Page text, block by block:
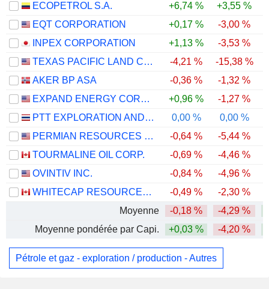
ECOPETROL S.A.
+6,74 % +3,55 %
EQT CORPORATION
+0,17 % -3,00 %
INPEX CORPORATION
+1,13 % -3,53 %
TEXAS PACIFIC LAND CORPORATION
-4,21 % -15,38 %
AKER BP ASA
-0,36 % -1,32 %
EXPAND ENERGY CORPORATION
+0,96 % -1,27 %
PTT EXPLORATION AND PRODUCTION
0,00 % 0,00 %
PERMIAN RESOURCES CORPORATION
-0,64 % -5,44 %
TOURMALINE OIL CORP.
-0,69 % -4,46 %
OVINTIV INC.
-0,84 % -4,96 %
WHITECAP RESOURCES INC.
-0,49 % -2,30 %
Moyenne
-0,18 % -4,29 %
Moyenne pondérée par Capi.
+0,03 % -4,20 %
Pétrole et gaz - exploration / production - Autres